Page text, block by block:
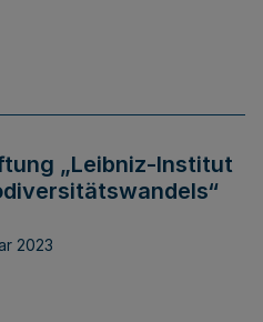
„Leibniz-Institut
2023